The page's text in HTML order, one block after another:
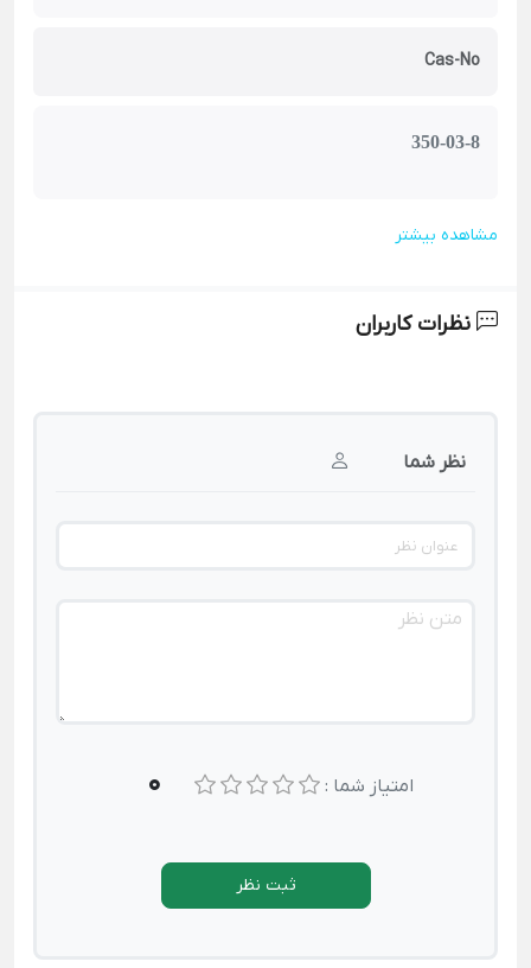
Cas-No
350-03-8
مشاهده بیشتر
نظرات کاربران
نظر شما
امتیاز شما : 0
ثبت نظر